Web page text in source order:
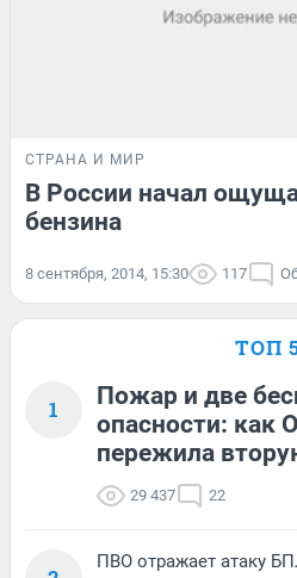
СТРАНА И МИР
В России начал
бензина
8 сентября, 2014, 15:30 117
ТОП
1
Пожар и две
опасности: как
пережила
29 437 22
ПВО отражает атаку